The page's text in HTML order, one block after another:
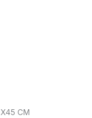
CM